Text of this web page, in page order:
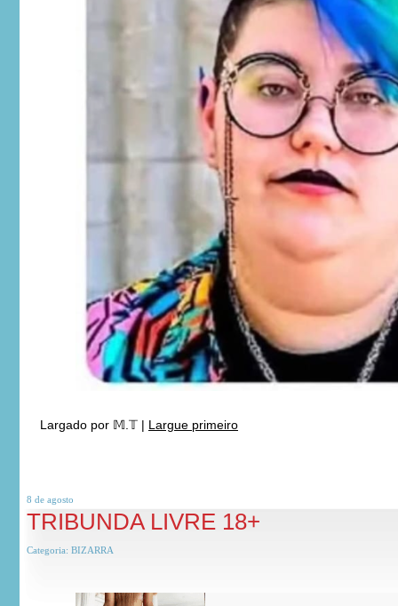
Largado por 𝕄.𝕋 | Largue primeiro
8 de agosto
TRIBUNDA LIVRE 18+
Categoria: BIZARRA